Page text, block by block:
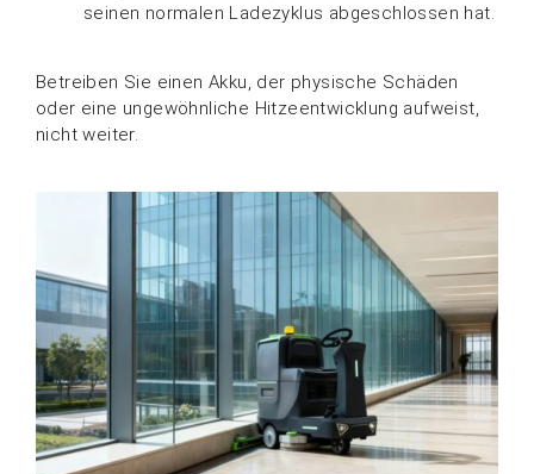
seinen normalen Ladezyklus abgeschlossen hat.
Betreiben Sie einen Akku, der physische Schäden
oder eine ungewöhnliche Hitzeentwicklung aufweist,
nicht weiter.